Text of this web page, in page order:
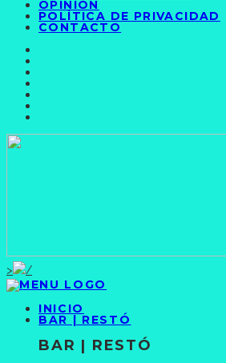
OPINIÓN
POLÍTICA DE PRIVACIDAD
CONTACTO
>
INICIO
BAR | RESTÓ
BAR | RESTÓ